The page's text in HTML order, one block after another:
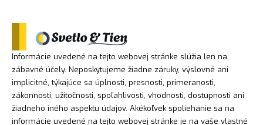
Informácie uvedené na tejto webovej stránke slúžia len na
zábavné účely. Neposkytujeme žiadne záruky, výslovné ani
implicitné, týkajúce sa úplnosti, presnosti, primeranosti,
zákonnosti, užitočnosti, spoľahlivosti, vhodnosti, dostupnosti ani
žiadneho iného aspektu údajov. Akékoľvek spoliehanie sa na
informácie uvedené na tejto webovej stránke je na vaše vlastné